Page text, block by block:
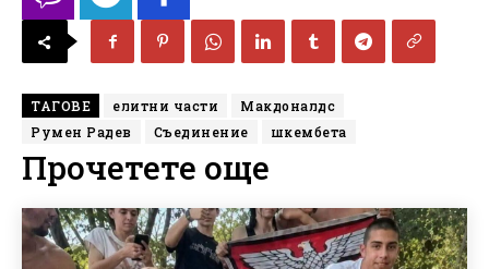
ТАГОВЕ елитни части
Макдоналдс
Румен Радев
Съединение шкембета
Прочетете още